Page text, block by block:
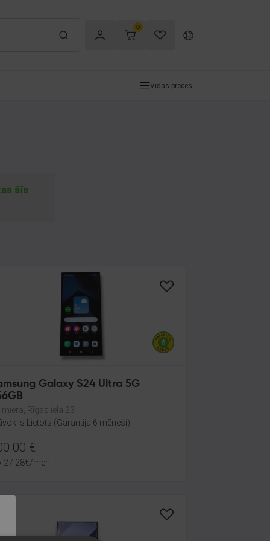
0
Visas preces
šīs
Galaxy S24 Ultra 5G
Rīgas iela 23
Lietots (Garantija 6 mēneši)
€
27.28€/mēn.